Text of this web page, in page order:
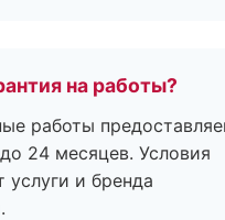
на работы?
работы
24 месяцев. Условия
услуги и бренда